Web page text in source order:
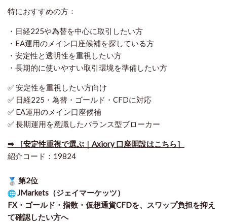
特におすすめの方：
・日経225や為替を中心に取引したい方
・EA運用のメイン口座候補を探している方
・安定性と透明性を重視したい方
・長期的に使いやすい取引環境を準備したい方
✅ 安定性を重視したい方向け
✅ 日経225・為替・ゴールド・CFDに対応
✅ EA運用のメイン口座候補
✅ 長期運用を意識したバランス型ブローカー
➡ ［安定性重視で選ぶ｜Axiory 口座開設はこちら］
紹介コード：19824
第2位
JMarkets（ジェイマーケッツ）
FX・ゴールド・指数・仮想通貨CFDを、スワップ負担を抑え
て確認したい方へ